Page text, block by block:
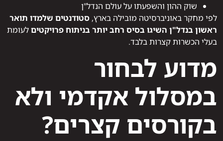
שוק ההון והשפעתו על עולם הנדל"ן
לפי מחקר באוניברסיטה מובילה בארץ, סטודנטים שלמדו תואר
ראשון בנדל"ן השיגו בסיס רחב יותר בניתוח פרויקטיםלעומת
בעלי הכשרות קצרות בלבד.
מדוע לבחור
במסלול אקדמי ולא
בקורסים קצרים?